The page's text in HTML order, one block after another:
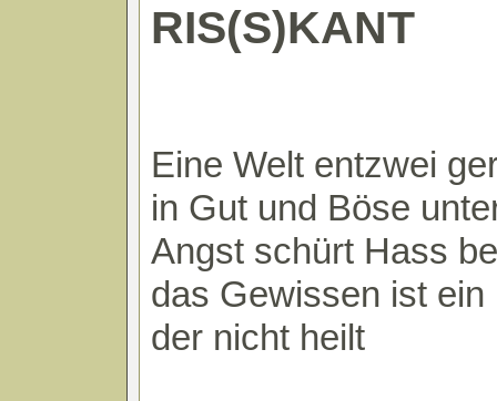
RIS(S)KANT
Eine Welt entzwei
in Gut und Böse
Angst schürt Hass
das Gewissen ist ein
der nicht heilt